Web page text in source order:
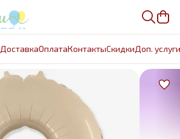
ДоставкаОплатаКонтактыCкидкиДоп. услуги